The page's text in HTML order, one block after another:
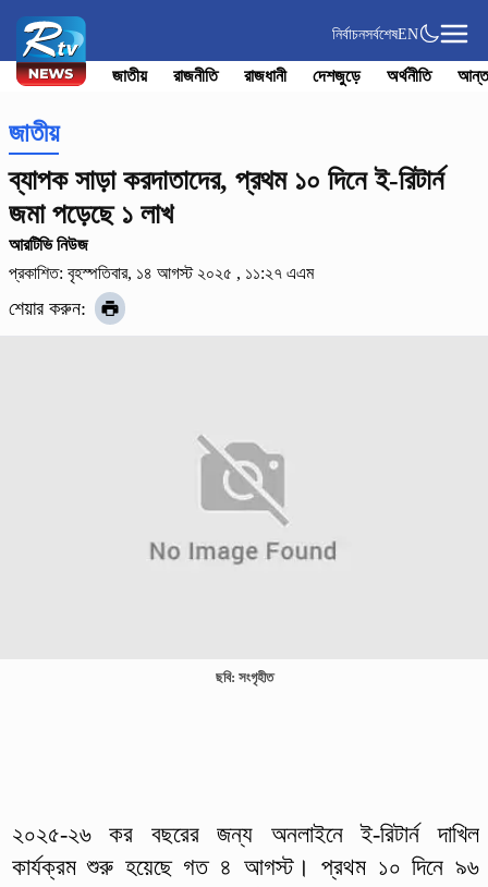
নির্বাচনসর্বশেষEN
জাতীয় রাজনীতি রাজধানী দেশজুড়ে অর্থনীতি
জাতীয়
ব্যাপক সাড়া করদাতাদের, প্রথম ১০ দিনে ই-রিটার্ন
জমা পড়েছে ১ লাখ
আরটিভি নিউজ
প্রকাশিত: বৃহস্পতিবার, ১৪ আগস্ট ২০২৫ , ১১:২৭ এএম
শেয়ার করুন:
ছবি: সংগৃহীত
২০২৫-২৬ কর বছরের জন্য অনলাইনে ই-রিটার্ন দাখিল
কার্যক্রম শুরু হয়েছে গত ৪ আগস্ট। প্রথম ১০ দিনে ৯৬